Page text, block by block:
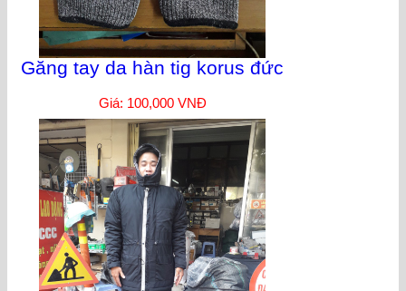
Găng tay da hàn tig korus đức
Giá: 100,000 VNĐ